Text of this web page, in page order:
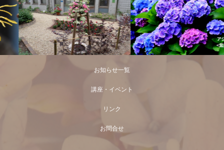
お知らせ一覧
講座・イベント
リンク
お問合せ